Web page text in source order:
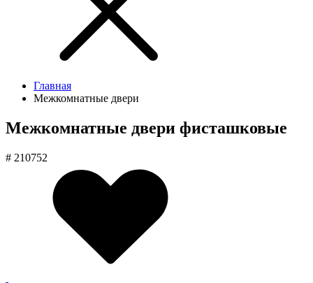
Главная
Межкомнатные двери
Межкомнатные двери фисташковые
# 210752